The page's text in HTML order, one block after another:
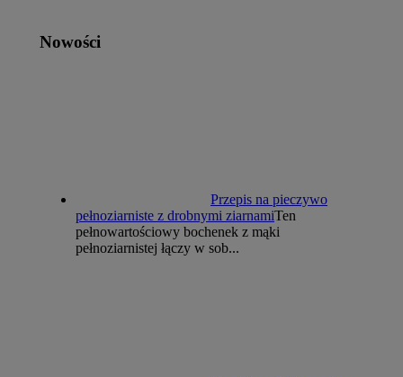
Nowości
Przepis na pieczywo
pełnoziarniste z drobnymi ziarnamiTen
pełnowartościowy bochenek z mąki
pełnoziarnistej łączy w sob...